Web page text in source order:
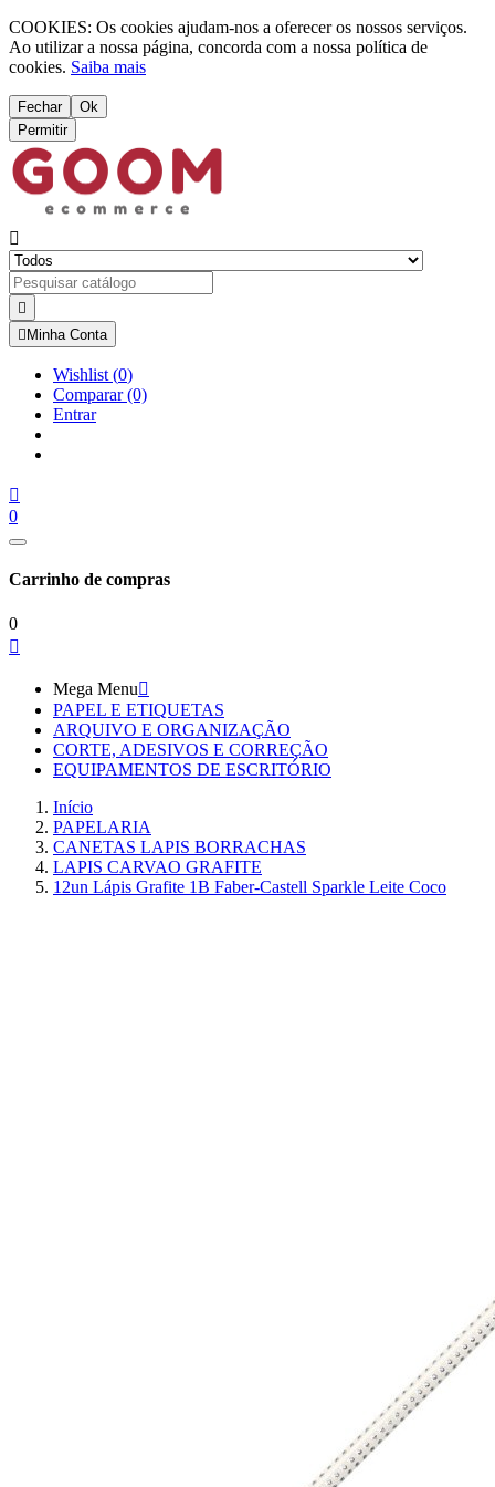
COOKIES: Os cookies ajudam-nos a oferecer os nossos serviços.
Ao utilizar a nossa página, concorda com a nossa política de
cookies. Saiba mais
Fechar
Ok
Permitir


 Minha Conta
Wishlist (0)
Comparar(0)
Entrar

0
Carrinho de compras
0

Mega Menu
PAPEL E ETIQUETAS
ARQUIVO E ORGANIZAÇÃO
CORTE, ADESIVOS E CORREÇÃO
EQUIPAMENTOS DE ESCRITÓRIO
Início
PAPELARIA
CANETAS LAPIS BORRACHAS
LAPIS CARVAO GRAFITE
12un Lápis Grafite 1B Faber-Castell Sparkle Leite Coco